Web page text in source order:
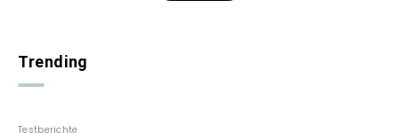
Trending